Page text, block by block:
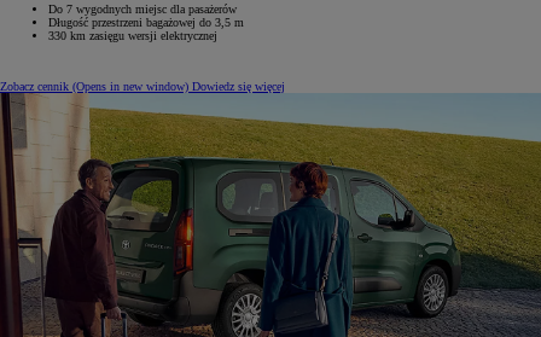
Do 7 wygodnych miejsc dla pasażerów
Długość przestrzeni bagażowej do 3,5 m
330 km zasięgu wersji elektrycznej
Zobacz cennik (Opens in new window) Dowiedz się więcej